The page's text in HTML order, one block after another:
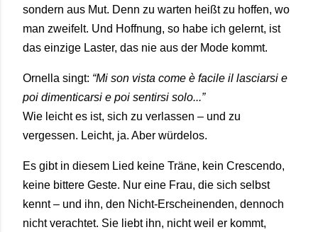
sondern aus Mut. Denn zu warten heißt zu hoffen, wo
man zweifelt. Und Hoffnung, so habe ich gelernt, ist
das einzige Laster, das nie aus der Mode kommt.
Ornella singt: “Mi son vista come è facile il lasciarsi e
poi dimenticarsi e poi sentirsi solo...”
Wie leicht es ist, sich zu verlassen – und zu
vergessen. Leicht, ja. Aber würdelos.
Es gibt in diesem Lied keine Träne, kein Crescendo,
keine bittere Geste. Nur eine Frau, die sich selbst
kennt – und ihn, den Nicht-Erscheinenden, dennoch
nicht verachtet. Sie liebt ihn, nicht weil er kommt,